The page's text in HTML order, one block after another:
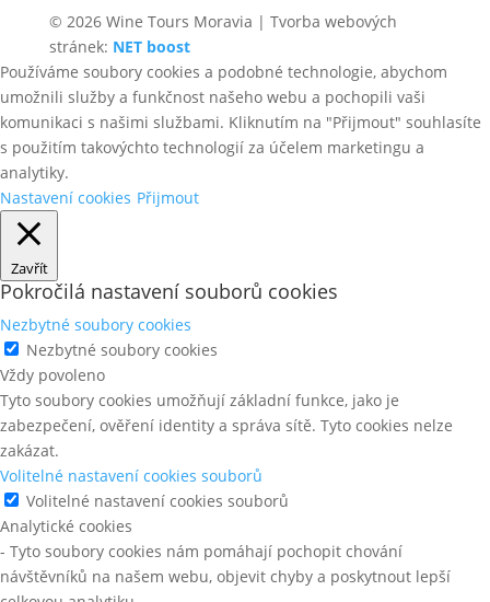
© 2026 Wine Tours Moravia | Tvorba webových
stránek: NET boost
Používáme soubory cookies a podobné technologie, abychom
umožnili služby a funkčnost našeho webu a pochopili vaši
komunikaci s našimi službami. Kliknutím na "Přijmout" souhlasíte
s použitím takovýchto technologií za účelem marketingu a
analytiky.
Nastavení cookies Přijmout
Zavřít
Pokročilá nastavení souborů cookies
Nezbytné soubory cookies
Nezbytné soubory cookies
Vždy povoleno
Tyto soubory cookies umožňují základní funkce, jako je
zabezpečení, ověření identity a správa sítě. Tyto cookies nelze
zakázat.
Volitelné nastavení cookies souborů
Volitelné nastavení cookies souborů
Analytické cookies
- Tyto soubory cookies nám pomáhají pochopit chování
návštěvníků na našem webu, objevit chyby a poskytnout lepší